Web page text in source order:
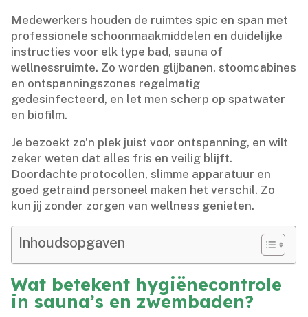
Medewerkers houden de ruimtes spic en span met
professionele schoonmaakmiddelen en duidelijke
instructies voor elk type bad, sauna of
wellnessruimte.​ Zo worden glijbanen, stoomcabines
en ontspanningszones regelmatig
gedesinfecteerd, en let men scherp op spatwater
en biofilm.​
Je bezoekt zo’n plek juist voor ontspanning, en wilt
zeker weten dat alles fris en veilig blijft.​
Doordachte protocollen, slimme apparatuur en
goed getraind personeel maken het verschil.​ Zo
kun jij zonder zorgen van wellness genieten.​
Inhoudsopgaven
Wat betekent hygiënecontrole
in sauna’s en zwembaden?